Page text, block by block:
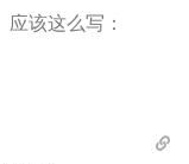
该这么写：